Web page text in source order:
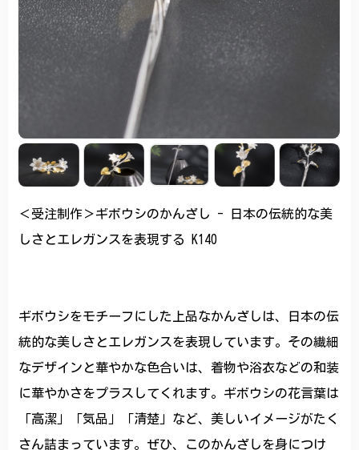
＜受注制作＞ギボウシのかんざし - 日本の伝統的な美
しさとエレガンスを表現する K140
ギボウシをモチーフにした上品なかんざしは、日本の伝
統的な美しさとエレガンスを表現しています。その繊細
なデザインと華やかな色合いは、着物や浴衣などの和装
に華やかさをプラスしてくれます。ギボウシの花言葉は
「高潔」「気品」「清楚」など、美しいイメージがたく
さん詰まっています。ぜひ、このかんざしを身につけ